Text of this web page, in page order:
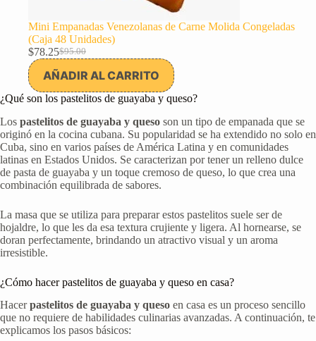
Mini Empanadas Venezolanas de Carne Molida Congeladas
(Caja 48 Unidades)
$95.00
El
precio
original
era:
$95.00.
$78.25El
precio
actual
es:
$78.25.
AÑADIR AL CARRITO
¿Qué son los pastelitos de guayaba y queso?
Los pastelitos de guayaba y queso son un tipo de empanada que se
originó en la cocina cubana. Su popularidad se ha extendido no solo en
Cuba, sino en varios países de América Latina y en comunidades
latinas en Estados Unidos. Se caracterizan por tener un relleno dulce
de pasta de guayaba y un toque cremoso de queso, lo que crea una
combinación equilibrada de sabores.
La masa que se utiliza para preparar estos pastelitos suele ser de
hojaldre, lo que les da esa textura crujiente y ligera. Al hornearse, se
doran perfectamente, brindando un atractivo visual y un aroma
irresistible.
¿Cómo hacer pastelitos de guayaba y queso en casa?
Hacerpastelitos de guayaba y queso en casa es un proceso sencillo
que no requiere de habilidades culinarias avanzadas. A continuación, te
explicamos los pasos básicos: